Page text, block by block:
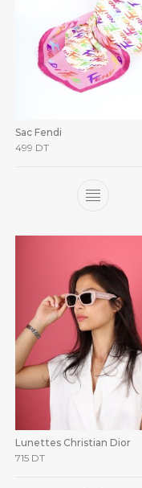
Sac Fendi
499 DT
Lunettes Christian Dior
715 DT